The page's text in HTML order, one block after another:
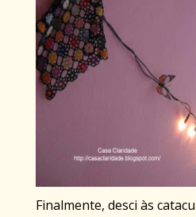
Finalmente, desci às